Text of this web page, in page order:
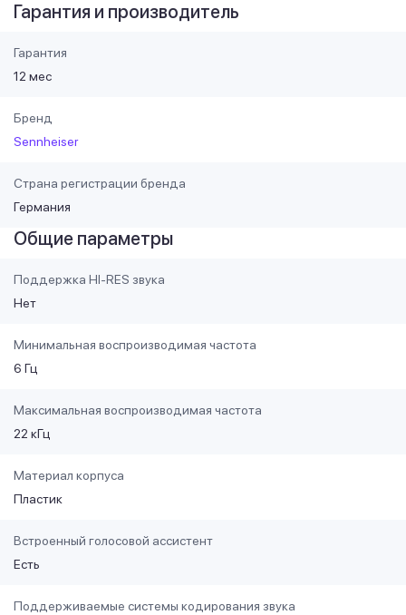
Гарантия и производитель
Гарантия
12 мес
Бренд
Sennheiser
Страна регистрации бренда
Германия
Общие параметры
Поддержка HI-RES звука
Нет
Минимальная воспроизводимая частота
6 Гц
Максимальная воспроизводимая частота
22 кГц
Материал корпуса
Пластик
Встроенный голосовой ассистент
Есть
Поддерживаемые системы кодирования звука